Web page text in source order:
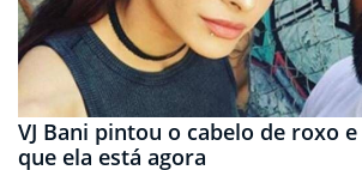
VJ Bani pintou o cabelo de roxo
que ela está agora